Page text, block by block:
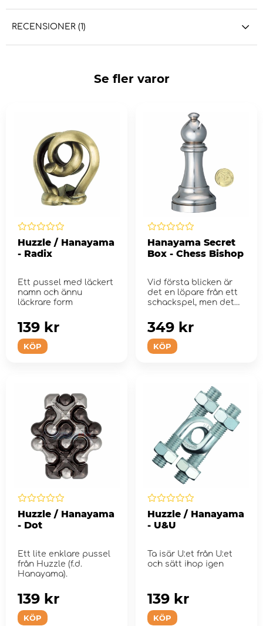
RECENSIONER (1)
Se fler varor
Huzzle / Hanayama
- Radix
Ett pussel med läckert
namn och ännu
läckrare form
KÖP
139 kr
Hanayama Secret
Box - Chess Bishop
Vid första blicken är
det en löpare från ett
schackspel, men det
KÖP
349 kr
Huzzle / Hanayama
- Dot
Ett lite enklare pussel
från Huzzle (f.d.
Hanayama).
KÖP
139 kr
Huzzle / Hanayama
- U&U
Ta isär U:et från U:et
och sätt ihop igen
KÖP
139 kr